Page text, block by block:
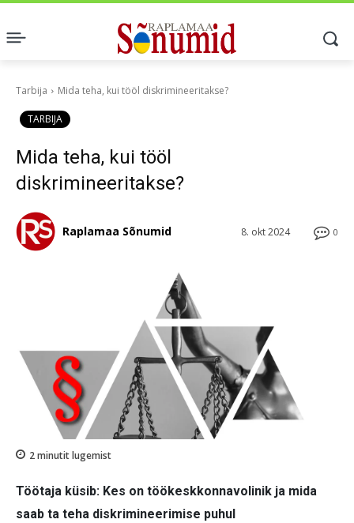
Tarbija Mida teha, kui tööl diskrimineeritakse?
TARBIJA
Mida teha, kui tööl
diskrimineeritakse?
0
8. okt 2024
Raplamaa Sõnumid
2minutit lugemist
Töötaja küsib: Kes on töökeskkonnavolinik ja mida
saab ta teha diskrimineerimise puhul